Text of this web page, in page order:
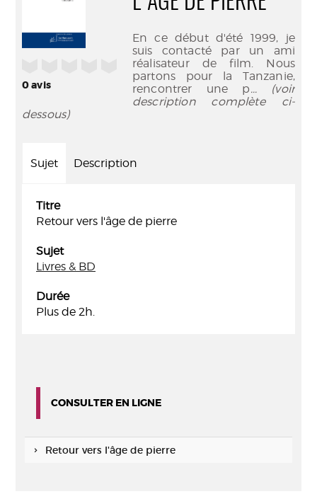
0avis
En ce début d'été 1999, je
suis contacté par un ami
réalisateur de film. Nous
partons pour la Tanzanie,
rencontrer une p... (voir
description complète ci-
dessous)
Sujet Description
Titre
Retour vers l'âge de pierre
Sujet
Livres & BD
Durée
Plus de 2h.
CONSULTER EN LIGNE
Retour vers l'âge de pierre